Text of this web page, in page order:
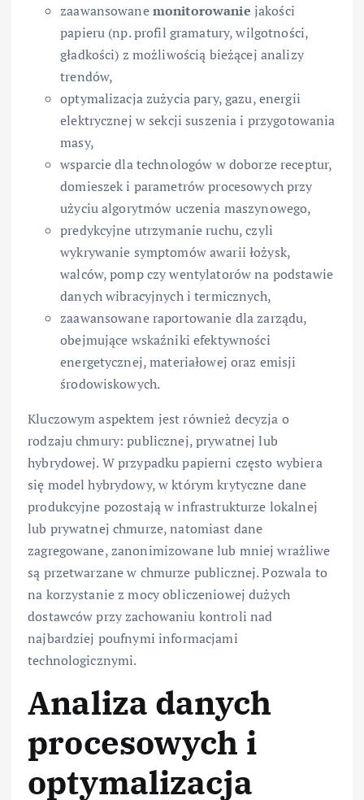
zaawansowanemonitorowanie jakości
papieru (np. profil gramatury, wilgotności,
gładkości) z możliwością bieżącej analizy
trendów,
optymalizacja zużycia pary, gazu, energii
elektrycznej w sekcji suszenia i przygotowania
masy,
wsparcie dla technologów w doborze receptur,
domieszek i parametrów procesowych przy
użyciu algorytmów uczenia maszynowego,
predykcyjne utrzymanie ruchu, czyli
wykrywanie symptomów awarii łożysk,
walców, pomp czy wentylatorów na podstawie
danych wibracyjnych i termicznych,
zaawansowane raportowanie dla zarządu,
obejmujące wskaźniki efektywności
energetycznej, materiałowej oraz emisji
środowiskowych.
Kluczowym aspektem jest również decyzja o
rodzaju chmury: publicznej, prywatnej lub
hybrydowej. W przypadku papierni często wybiera
się model hybrydowy, w którym krytyczne dane
produkcyjne pozostają w infrastrukturze lokalnej
lub prywatnej chmurze, natomiast dane
zagregowane, zanonimizowane lub mniej wrażliwe
są przetwarzane w chmurze publicznej. Pozwala to
na korzystanie z mocy obliczeniowej dużych
dostawców przy zachowaniu kontroli nad
najbardziej poufnymi informacjami
technologicznymi.
Analiza danych
procesowych i
optymalizacja